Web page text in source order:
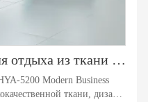
Одноместные кресла для отдыха из ткани для современной деловой мебели HYA-5200
5200 Modern Business
ткани, дизайн